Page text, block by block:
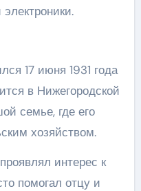
17 июня 1931 года
в Нижегородской
семье, где его
хозяйством.
интерес к
помогал отцу и